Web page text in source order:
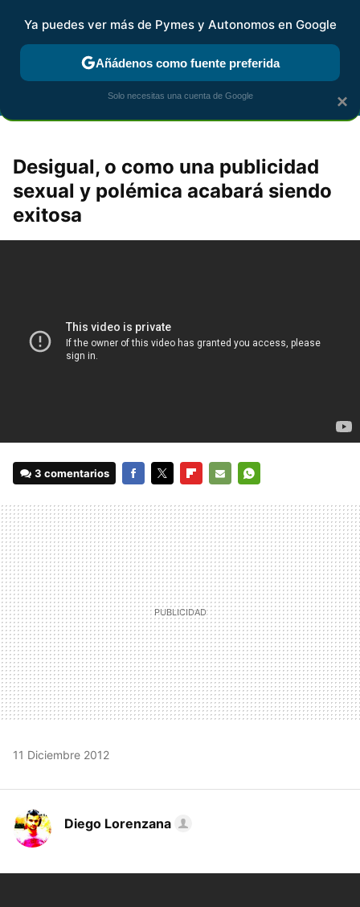
FISCALIDAD Y CONTABILIDAD KIT DIGITAL RENTA
Desigual, o como una publicidad
sexual y polémica acabará siendo
exitosa
3 comentarios
MAIL
11 Diciembre 2012
Diego Lorenzana
×
Ya puedes ver más de Pymes y Autonomos en Google
Añádenos como fuente preferida
Solo necesitas una cuenta de Google